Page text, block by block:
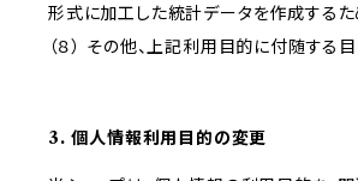
形式に加工した統計データを作成するた
（８） その他、上記利用目的に付随する
3. 個人情報利用目的の変更